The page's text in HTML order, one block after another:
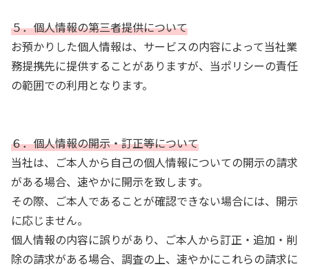
５．個人情報の第三者提供について
お預かりした個人情報は、サービスの内容によって当社業
務提携先に提供することがありますが、当ポリシーの責任
の範囲での利用となります。
６．個人情報の開示・訂正等について
当社は、ご本人から自己の個人情報についての開示の請求
がある場合、速やかに開示を致します。
その際、ご本人であることが確認できない場合には、開示
に応じません。
個人情報の内容に誤りがあり、ご本人から訂正・追加・削
除の請求がある場合、調査の上、速やかにこれらの請求に